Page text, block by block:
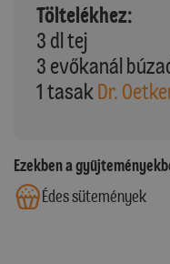
Töltelékhez:
3 dl tej
3 evőkanál
1 tasak Dr.
Ezekben a
Édes sütemények